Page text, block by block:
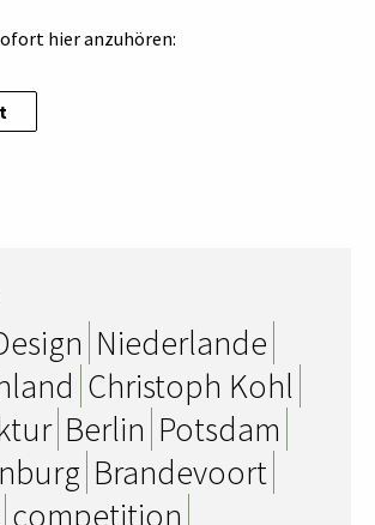
hier anzuhören:
Niederlande
Christoph Kohl
Berlin Potsdam
Brandevoort
competition